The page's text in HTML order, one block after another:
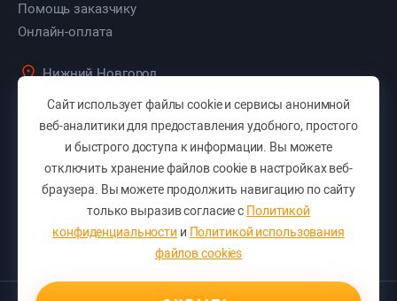
Помощь заказчику
Онлайн-оплата
Нижний Новгород
+7 (831) 283-46-50
+7 (831) 423-46-50
Вам перезвонить?
pro@sitepro.pro
Отправить заявку
Сайт использует файлы cookie и сервисы анонимной
веб-аналитики для предоставления удобного, простого
и быстрого доступа к информации. Вы можете
отключить хранение файлов cookie в настройках веб-
браузера. Вы можете продолжить навигацию по сайту
только выразив согласие с Политикой
конфиденциальности и Политикой использования
файлов cookies